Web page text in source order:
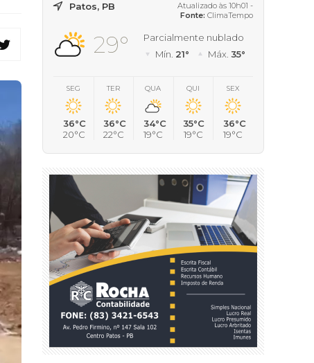
Patos, PB
Atualizado às 10h01 -
Fonte: ClimaTempo
29°
Parcialmente nublado
Mín. 21° Máx. 35°
SEG
36°C
20°C
TER
36°C
22°C
QUA
34°C
19°C
QUI
35°C
19°C
SEX
36°C
19°C